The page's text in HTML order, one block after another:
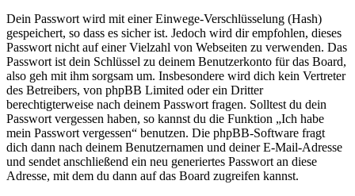
Dein Passwort wird mit einer Einwege-Verschlüsselung (Hash)
gespeichert, so dass es sicher ist. Jedoch wird dir empfohlen, dieses
Passwort nicht auf einer Vielzahl von Webseiten zu verwenden. Das
Passwort ist dein Schlüssel zu deinem Benutzerkonto für das Board,
also geh mit ihm sorgsam um. Insbesondere wird dich kein Vertreter
des Betreibers, von phpBB Limited oder ein Dritter
berechtigterweise nach deinem Passwort fragen. Solltest du dein
Passwort vergessen haben, so kannst du die Funktion „Ich habe
mein Passwort vergessen“ benutzen. Die phpBB-Software fragt
dich dann nach deinem Benutzernamen und deiner E-Mail-Adresse
und sendet anschließend ein neu generiertes Passwort an diese
Adresse, mit dem du dann auf das Board zugreifen kannst.